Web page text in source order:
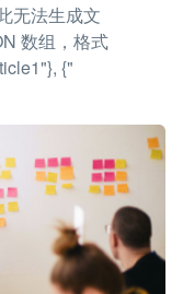
无法生成文
数组，格式
{"